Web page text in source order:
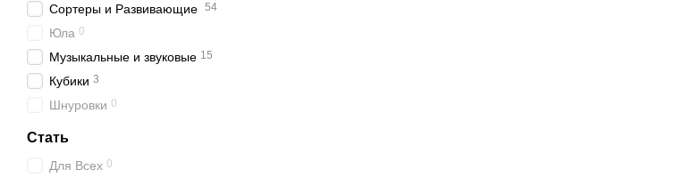
Сортеры и Развивающие 54
Юла 0
Музыкальные и звуковые 15
Кубики 3
Шнуровки 0
Стать
Для Всех 0